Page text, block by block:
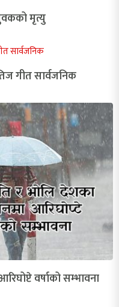
मृत्यु
गीत सार्वजनिक
वर्षाको सम्भावना